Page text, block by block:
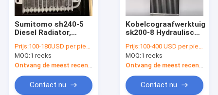
Sumitomo sh240-5
Diesel Radiator,
Row Radiator
Prijs:100-180USD per piece
MOQ:1 reeks
Contact nu
Kobelcograafwerktuig
sk200-8 Hydraulische
Hoogte
Prijs:100-400 USD per piece
MOQ:1 reeks
Contact nu